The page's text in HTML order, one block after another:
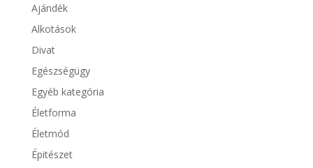
Ajándék
Alkotások
Divat
Egészségügy
Egyéb kategória
Életforma
Életmód
Épitészet